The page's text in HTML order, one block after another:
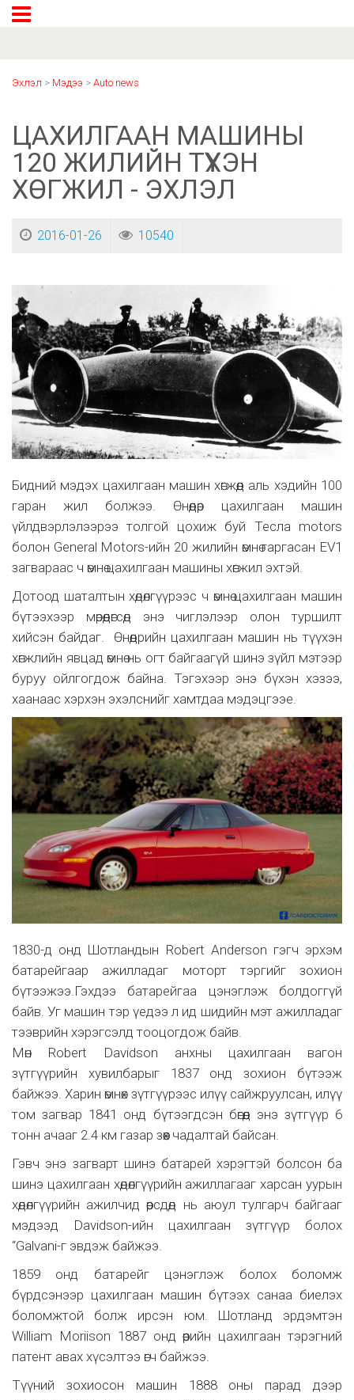
Эхлэл > Мэдээ > Auto news
ЦАХИЛГААН МАШИНЫ
120 ЖИЛИЙН ТҮҮХЭН
ХӨГЖИЛ - ЭХЛЭЛ
2016-01-26 10540
Бидний мэдэх цахилгаан машин хөгжөөд аль хэдийн 100
гаран жил болжээ. Өнөөдөр цахилгаан машин
үйлдвэрлэлээрээ толгой цохиж буй Тесла motors
болон General Motors-ийн 20 жилийн өмнө гаргасан EV1
загвараас ч өмнө цахилгаан машины хөгжил эхтэй.
Дотоод шаталтын хөдөлгүүрээс ч өмнө цахилгаан машин
бүтээхээр мөрөөдөгсөд энэ чиглэлээр олон туршилт
хийсэн байдаг. Өнөөдрийн цахилгаан машин нь түүхэн
хөгжлийн явцад өмнө нь огт байгаагүй шинэ зүйл мэтээр
буруу ойлгогдож байна. Тэгэхээр энэ бүхэн хэзээ,
хаанаас хэрхэн эхэлснийг хамтдаа мэдэцгээе.
1830-д онд Шотландын Robert Anderson гэгч эрхэм
батарейгаар ажилладаг моторт тэргийг зохион
бүтээжээ.Гэхдээ батарейгаа цэнэглэж болдоггүй
байв. Уг машин тэр үедээ л ид шидийн мэт ажилладаг
тээврийн хэрэгсэлд тооцогдож байв.
Мөн Robert Davidson анхны цахилгаан вагон
зүтгүүрийн хувилбарыг 1837 онд зохион бүтээж
байжээ. Харин өмнөх зүтгүүрээс илүү сайжруулсан, илүү
том загвар 1841 онд бүтээгдсэн бөгөөд энэ зүтгүүр 6
тонн ачааг 2.4 км газар зөөх чадалтай байсан.
Гэвч энэ загварт шинэ батарей хэрэгтэй болсон ба
шинэ цахилгаан хөдөлгүүрийн ажиллагааг харсан уурын
хөдөлгүүрийн ажилчид өөрсдөд нь аюул тулгарч байгааг
мэдээд Davidson-ийн цахилгаан зүтгүүр болох
“Galvani-г эвдэж байжээ.
1859 онд батарейг цэнэглэж болох боломж
бүрдсэнээр цахилгаан машин бүтээх санаа биелэх
боломжтой болж ирсэн юм. Шотланд эрдэмтэн
William Moriison 1887 онд өөрийн цахилгаан тэрэгний
патент авах хүсэлтээ өгч байжээ.
Түүний зохиосон машин 1888 оны парад дээр